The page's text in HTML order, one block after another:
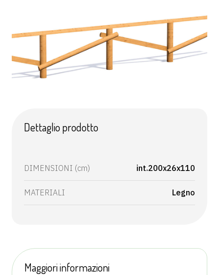
Dettaglio prodotto
DIMENSIONI (cm) int.200x26x110
MATERIALI Legno
Maggiori informazioni